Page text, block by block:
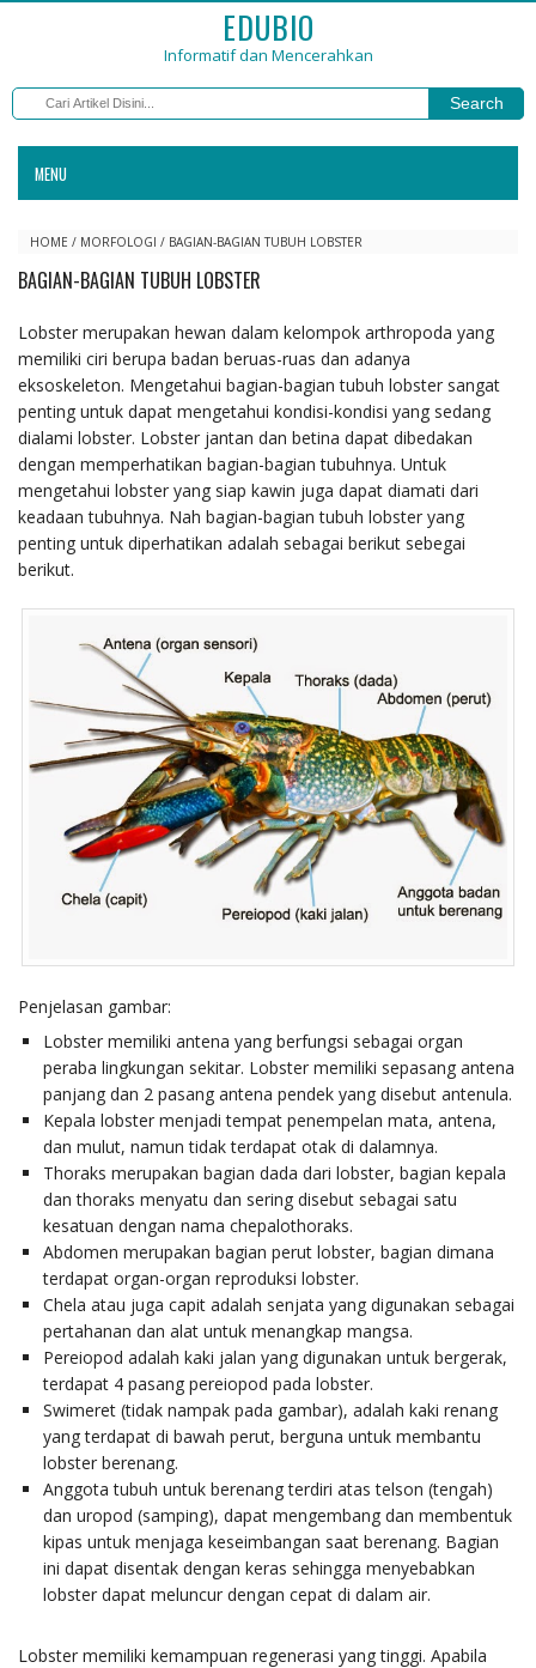
EDUBIO
Informatif dan Mencerahkan
Search
MENU
HOME / MORFOLOGI / BAGIAN-BAGIAN TUBUH LOBSTER
BAGIAN-BAGIAN TUBUH LOBSTER
Lobster merupakan hewan dalam kelompok arthropoda yang
memiliki ciri berupa badan beruas-ruas dan adanya
eksoskeleton. Mengetahui bagian-bagian tubuh lobster sangat
penting untuk dapat mengetahui kondisi-kondisi yang sedang
dialami lobster. Lobster jantan dan betina dapat dibedakan
dengan memperhatikan bagian-bagian tubuhnya. Untuk
mengetahui lobster yang siap kawin juga dapat diamati dari
keadaan tubuhnya. Nah bagian-bagian tubuh lobster yang
penting untuk diperhatikan adalah sebagai berikut sebegai
berikut.
Penjelasan gambar:
Lobster memiliki antena yang berfungsi sebagai organ
peraba lingkungan sekitar. Lobster memiliki sepasang antena
panjang dan 2 pasang antena pendek yang disebut antenula.
Kepala lobster menjadi tempat penempelan mata, antena,
dan mulut, namun tidak terdapat otak di dalamnya.
Thoraks merupakan bagian dada dari lobster, bagian kepala
dan thoraks menyatu dan sering disebut sebagai satu
kesatuan dengan nama chepalothoraks.
Abdomen merupakan bagian perut lobster, bagian dimana
terdapat organ-organ reproduksi lobster.
Chela atau juga capit adalah senjata yang digunakan sebagai
pertahanan dan alat untuk menangkap mangsa.
Pereiopod adalah kaki jalan yang digunakan untuk bergerak,
terdapat 4 pasang pereiopod pada lobster.
Swimeret (tidak nampak pada gambar), adalah kaki renang
yang terdapat di bawah perut, berguna untuk membantu
lobster berenang.
Anggota tubuh untuk berenang terdiri atas telson (tengah)
dan uropod (samping), dapat mengembang dan membentuk
kipas untuk menjaga keseimbangan saat berenang. Bagian
ini dapat disentak dengan keras sehingga menyebabkan
lobster dapat meluncur dengan cepat di dalam air.
Lobster memiliki kemampuan regenerasi yang tinggi. Apabila